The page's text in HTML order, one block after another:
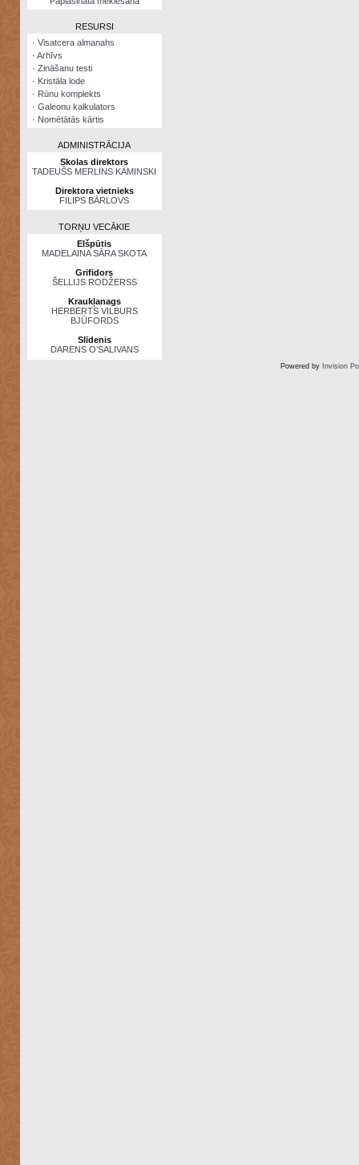
RESURSI
· Visatcera almanahs
· Arhīvs
· Zināšanu testi
· Kristāla lode
· Rūnu komplekts
· Galeonu kalkulators
· Nomētātās kārtis
ADMINISTRĀCIJA
Skolas direktors
TADEUŠS MERLINS KAMINSKI
Direktora vietnieks
FILIPS BĀRLOVS
TORŅU VECĀKIE
Elšpūtis
MADELAINA SĀRA SKOTA
Grifidors
ŠELLIJS RODŽERSS
Kraukļanags
HERBERTS VILBURS
BJŪFORDS
Slīdenis
DARENS O’SALIVANS
Powered by Invision